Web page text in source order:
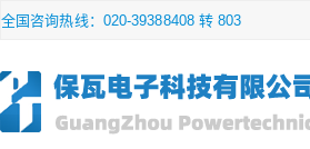
全国咨询热线：020-39388408 转 803